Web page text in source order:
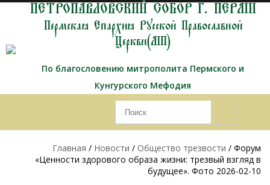
ПЕТРОПАВЛОВСКИЙ СОБОР Г. ПЕРМИ
Пермская Епархия Русской Православной
Церкви(МП)
По благословению митрополита Пермского и
Кунгурского Мефодия
Главная / Новости / Общество трезвости / Форум
«Ценности здорового образа жизни: трезвый взгляд в
будущее». Фото 2026-02-10